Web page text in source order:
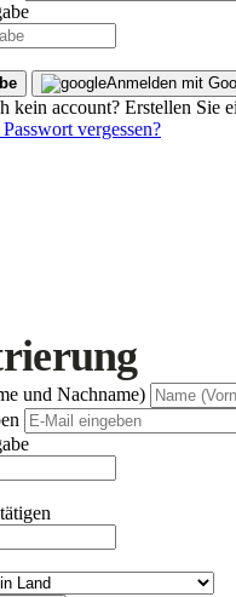
Anmelden mit
kein account? Erstellen Sie
vergessen?
und Nachname)